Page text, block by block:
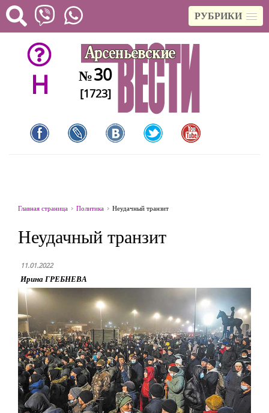
РУБРИКИ
H №30
[1723]
Главная страница Политика Неудачный транзит
Неудачный транзит
11.01.2022
Ирина ГРЕБНЕВА